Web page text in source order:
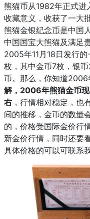
熊猫币从1982年正式进
收藏意义，收获了一大
熊猫金银纪念币是中国
中国国宝大熊猫及满足
2005年11月18日发行
枚，其中金币7枚，银
币。那么，你知道2006
解，2006年熊猫金币
右 ，行情相对稳定，也
间的推移，金币的数量
的，价格受国际金价行
新金价行情，同时还要
具体价格的可以可联系